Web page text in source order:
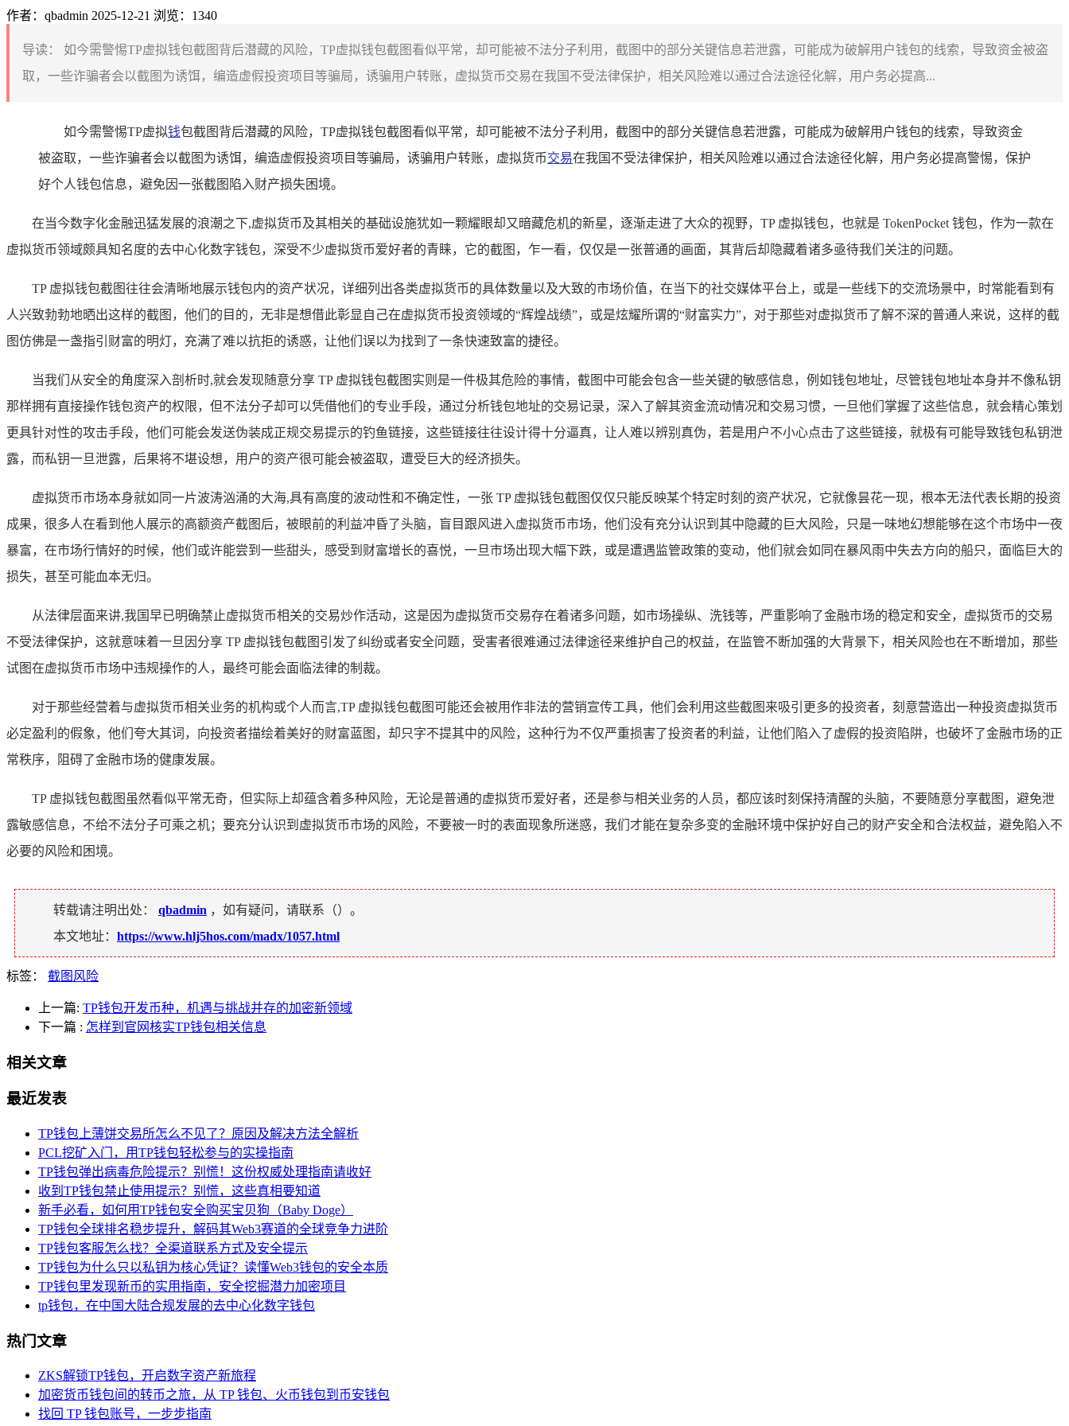
作者：qbadmin 2025-12-21 浏览：1340
导读：
如今需警惕TP虚拟钱包截图背后潜藏的风险，TP虚拟钱包截图看似平常，却可能被不法分子利用，截图中的部分关键信息若泄露，可能成为破解用户钱包的线索，导致资金被盗
取，一些诈骗者会以截图为诱饵，编造虚假投资项目等骗局，诱骗用户转账，虚拟货币交易在我国不受法律保护，相关风险难以通过合法途径化解，用户务必提高...
如今需警惕TP虚拟钱包截图背后潜藏的风险，TP虚拟钱包截图看似平常，却可能被不法分子利用，截图中的部分关键信息若泄露，可能成为破解用户钱包的线索，导致资金
被盗取，一些诈骗者会以截图为诱饵，编造虚假投资项目等骗局，诱骗用户转账，虚拟货币交易在我国不受法律保护，相关风险难以通过合法途径化解，用户务必提高警惕，保护
好个人钱包信息，避免因一张截图陷入财产损失困境。
在当今数字化金融迅猛发展的浪潮之下,虚拟货币及其相关的基础设施犹如一颗耀眼却又暗藏危机的新星，逐渐走进了大众的视野，TP 虚拟钱包，也就是 TokenPocket 钱包，作为一款在
虚拟货币领域颇具知名度的去中心化数字钱包，深受不少虚拟货币爱好者的青睐，它的截图，乍一看，仅仅是一张普通的画面，其背后却隐藏着诸多亟待我们关注的问题。
TP 虚拟钱包截图往往会清晰地展示钱包内的资产状况，详细列出各类虚拟货币的具体数量以及大致的市场价值，在当下的社交媒体平台上，或是一些线下的交流场景中，时常能看到有
人兴致勃勃地晒出这样的截图，他们的目的，无非是想借此彰显自己在虚拟货币投资领域的“辉煌战绩”，或是炫耀所谓的“财富实力”，对于那些对虚拟货币了解不深的普通人来说，这样的截
图仿佛是一盏指引财富的明灯，充满了难以抗拒的诱惑，让他们误以为找到了一条快速致富的捷径。
当我们从安全的角度深入剖析时,就会发现随意分享 TP 虚拟钱包截图实则是一件极其危险的事情，截图中可能会包含一些关键的敏感信息，例如钱包地址，尽管钱包地址本身并不像私钥
那样拥有直接操作钱包资产的权限，但不法分子却可以凭借他们的专业手段，通过分析钱包地址的交易记录，深入了解其资金流动情况和交易习惯，一旦他们掌握了这些信息，就会精心策划
更具针对性的攻击手段，他们可能会发送伪装成正规交易提示的钓鱼链接，这些链接往往设计得十分逼真，让人难以辨别真伪，若是用户不小心点击了这些链接，就极有可能导致钱包私钥泄
露，而私钥一旦泄露，后果将不堪设想，用户的资产很可能会被盗取，遭受巨大的经济损失。
虚拟货币市场本身就如同一片波涛汹涌的大海,具有高度的波动性和不确定性，一张 TP 虚拟钱包截图仅仅只能反映某个特定时刻的资产状况，它就像昙花一现，根本无法代表长期的投资
成果，很多人在看到他人展示的高额资产截图后，被眼前的利益冲昏了头脑，盲目跟风进入虚拟货币市场，他们没有充分认识到其中隐藏的巨大风险，只是一味地幻想能够在这个市场中一夜
暴富，在市场行情好的时候，他们或许能尝到一些甜头，感受到财富增长的喜悦，一旦市场出现大幅下跌，或是遭遇监管政策的变动，他们就会如同在暴风雨中失去方向的船只，面临巨大的
损失，甚至可能血本无归。
从法律层面来讲,我国早已明确禁止虚拟货币相关的交易炒作活动，这是因为虚拟货币交易存在着诸多问题，如市场操纵、洗钱等，严重影响了金融市场的稳定和安全，虚拟货币的交易
不受法律保护，这就意味着一旦因分享 TP 虚拟钱包截图引发了纠纷或者安全问题，受害者很难通过法律途径来维护自己的权益，在监管不断加强的大背景下，相关风险也在不断增加，那些
试图在虚拟货币市场中违规操作的人，最终可能会面临法律的制裁。
对于那些经营着与虚拟货币相关业务的机构或个人而言,TP 虚拟钱包截图可能还会被用作非法的营销宣传工具，他们会利用这些截图来吸引更多的投资者，刻意营造出一种投资虚拟货币
必定盈利的假象，他们夸大其词，向投资者描绘着美好的财富蓝图，却只字不提其中的风险，这种行为不仅严重损害了投资者的利益，让他们陷入了虚假的投资陷阱，也破坏了金融市场的正
常秩序，阻碍了金融市场的健康发展。
TP 虚拟钱包截图虽然看似平常无奇，但实际上却蕴含着多种风险，无论是普通的虚拟货币爱好者，还是参与相关业务的人员，都应该时刻保持清醒的头脑，不要随意分享截图，避免泄
露敏感信息，不给不法分子可乘之机；要充分认识到虚拟货币市场的风险，不要被一时的表面现象所迷惑，我们才能在复杂多变的金融环境中保护好自己的财产安全和合法权益，避免陷入不
必要的风险和困境。
转载请注明出处： qbadmin ，如有疑问，请联系（）。
本文地址： https://www.hlj5hos.com/madx/1057.html
标签： 截图风险
上一篇: TP钱包开发币种，机遇与挑战并存的加密新领域
下一篇 : 怎样到官网核实TP钱包相关信息
相关文章
最近发表
TP钱包上薄饼交易所怎么不见了？原因及解决方法全解析
PCL挖矿入门，用TP钱包轻松参与的实操指南
TP钱包弹出病毒危险提示？别慌！这份权威处理指南请收好
收到TP钱包禁止使用提示？别慌，这些真相要知道
新手必看，如何用TP钱包安全购买宝贝狗（Baby Doge）
TP钱包全球排名稳步提升，解码其Web3赛道的全球竞争力进阶
TP钱包客服怎么找？全渠道联系方式及安全提示
TP钱包为什么只以私钥为核心凭证？读懂Web3钱包的安全本质
TP钱包里发现新币的实用指南，安全挖掘潜力加密项目
tp钱包，在中国大陆合规发展的去中心化数字钱包
热门文章
ZKS解锁TP钱包，开启数字资产新旅程
加密货币钱包间的转币之旅，从 TP 钱包、火币钱包到币安钱包
找回 TP 钱包账号，一步步指南